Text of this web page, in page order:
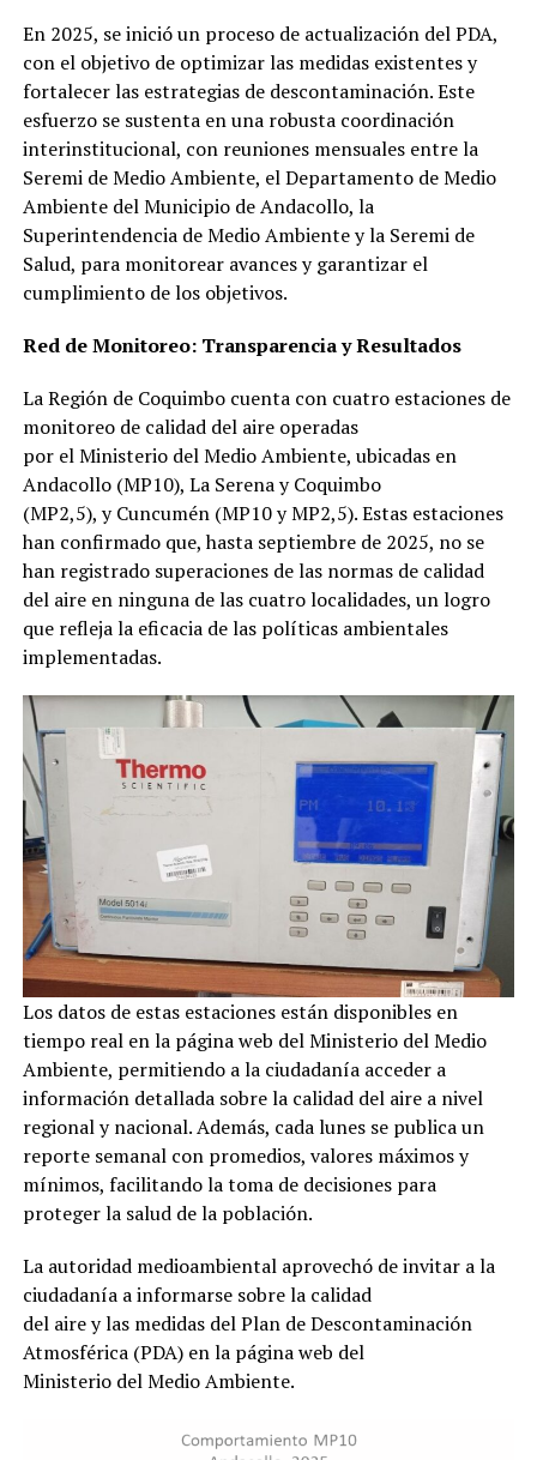
En 2025, se inició un proceso de actualización del PDA,
con el objetivo de optimizar las medidas existentes y
fortalecer las estrategias de descontaminación. Este
esfuerzo se sustenta en una robusta coordinación
interinstitucional, con reuniones mensuales entre la
Seremi de Medio Ambiente, el Departamento de Medio
Ambiente del Municipio de Andacollo, la
Superintendencia de Medio Ambiente y la Seremi de
Salud, para monitorear avances y garantizar el
cumplimiento de los objetivos.
Red de Monitoreo: Transparencia y Resultados
La Región de Coquimbo cuenta con cuatro estaciones de
monitoreo de calidad del aire operadas
por el Ministerio del Medio Ambiente, ubicadas en
Andacollo (MP10), La Serena y Coquimbo
(MP2,5), y Cuncumén (MP10 y MP2,5). Estas estaciones
han confirmado que, hasta septiembre de 2025, no se
han registrado superaciones de las normas de calidad
del aire en ninguna de las cuatro localidades, un logro
que refleja la eficacia de las políticas ambientales
implementadas.
Los datos de estas estaciones están disponibles en
tiempo real en la página web del Ministerio del Medio
Ambiente, permitiendo a la ciudadanía acceder a
información detallada sobre la calidad del aire a nivel
regional y nacional. Además, cada lunes se publica un
reporte semanal con promedios, valores máximos y
mínimos, facilitando la toma de decisiones para
proteger la salud de la población.
La autoridad medioambiental aprovechó de invitar a la
ciudadanía a informarse sobre la calidad
del aire y las medidas del Plan de Descontaminación
Atmosférica (PDA) en la página web del
Ministerio del Medio Ambiente.